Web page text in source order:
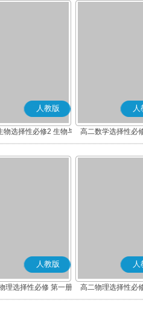
人教版
物选择性必修2 生物与
环境
人
高二数学选择性必
(A版)
人教版
理选择性必修 第一册
人
高二物理选择性必